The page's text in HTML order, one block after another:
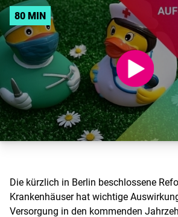
80 MIN
Die kürzlich in Berlin beschlossene
Krankenhäuser hat wichtige
Versorgung in den kommenden